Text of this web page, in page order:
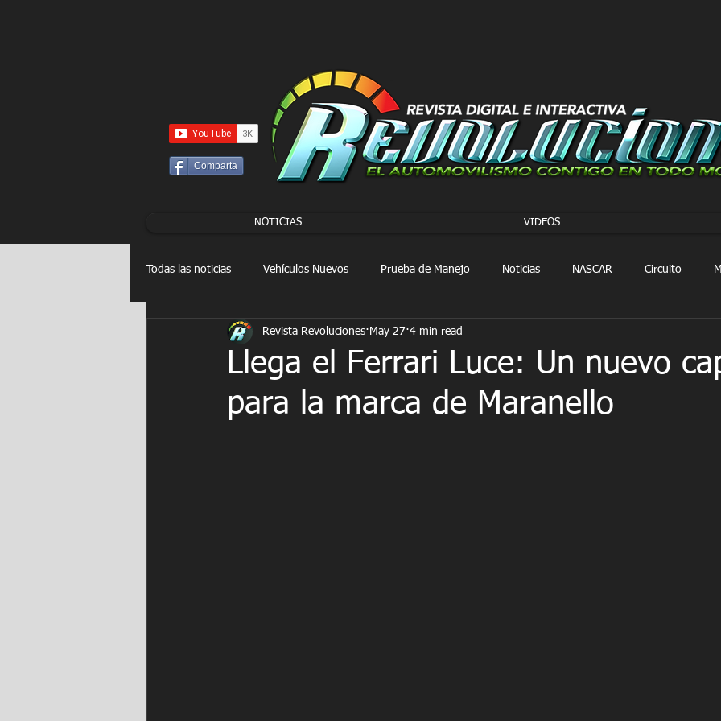
Comparta
NOTICIAS VIDEOS
Todas las noticias Vehículos Nuevos Prueba de Manejo Noticias NASCAR Circuito
Drag Racing FORMULA E FORMULA 1 Extreme E
Llega el Ferrari Luce: Un nuevo
para la marca de Maranello
Revista Revoluciones May 27 4 min read